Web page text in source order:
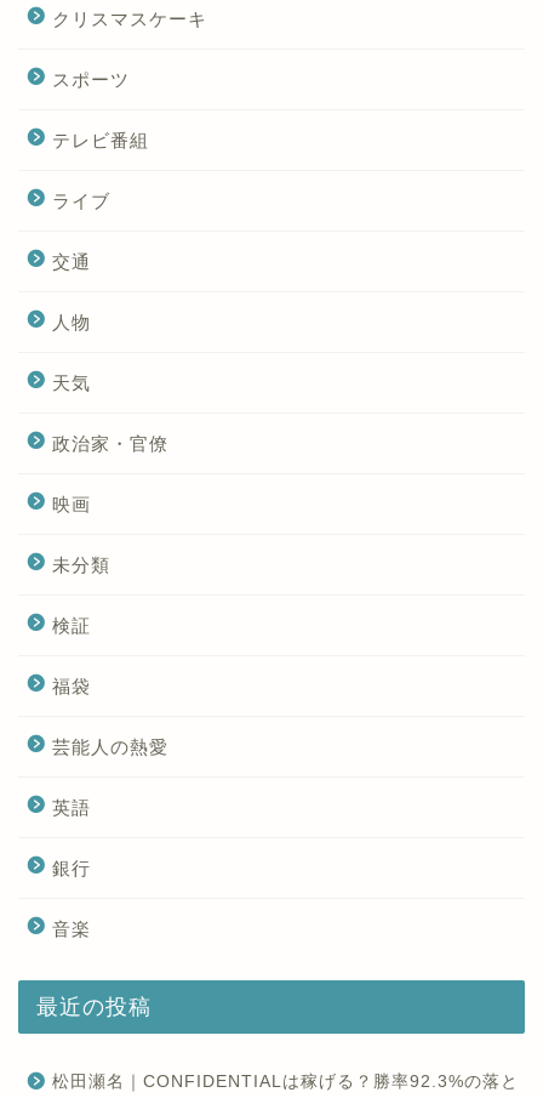
クリスマスケーキ
スポーツ
テレビ番組
ライブ
交通
人物
天気
政治家・官僚
映画
未分類
検証
福袋
芸能人の熱愛
英語
銀行
音楽
最近の投稿
松田瀬名｜CONFIDENTIALは稼げる？勝率92.3%の落と